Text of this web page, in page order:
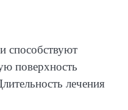
способствуют
поверхность
лечения